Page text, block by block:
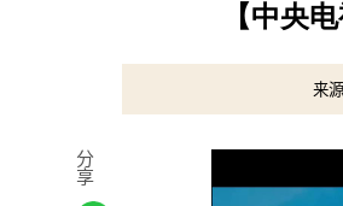
【中央
来
分
享